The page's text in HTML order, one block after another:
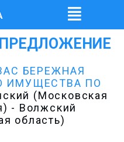
БЕРЕЖНАЯ
ИМУЩЕСТВА ПО
(Московская
- Волжский
область)